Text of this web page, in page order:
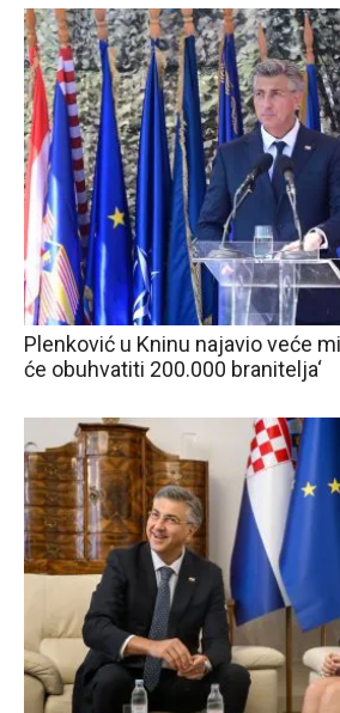
Plenković u Kninu najavio veće
će obuhvatiti 200.000 branitelja‘